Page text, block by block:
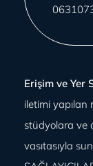
Erişim ve Yer
iletimi yapılan
stüdyolara ve
vasıtasıyla